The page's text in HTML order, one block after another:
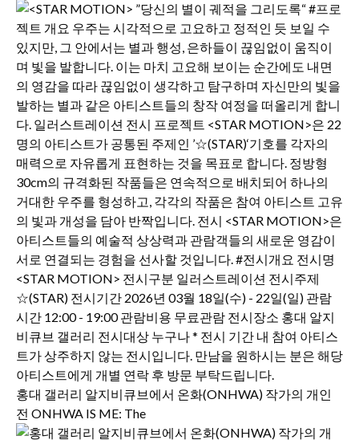
홍대 갤러리 알지비큐브에서 온화(ONHWA) 작가의 개인
전 ONHWA IS ME: The